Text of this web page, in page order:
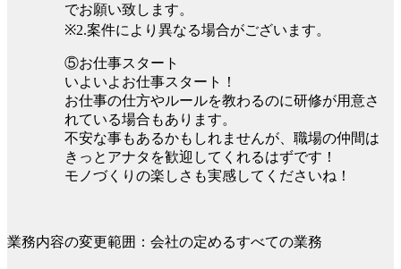
でお願い致します。
※2.案件により異なる場合がございます。
⑤お仕事スタート
いよいよお仕事スタート！
お仕事の仕方やルールを教わるのに研修が用意さ
れている場合もあります。
不安な事もあるかもしれませんが、職場の仲間は
きっとアナタを歓迎してくれるはずです！
モノづくりの楽しさも実感してくださいね！
業務内容の変更範囲：会社の定めるすべての業務